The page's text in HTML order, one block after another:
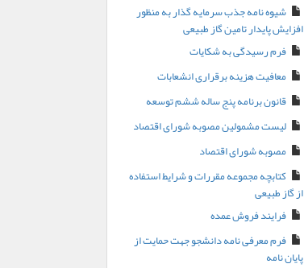
شیوه نامه جذب سرمایه گذار به منظور
افزایش پایدار تامین گاز طبیعی
فرم رسیدگی به شکایات
معافیت هزینه برقراری انشعابات
قانون برنامه پنج ساله ششم توسعه
لیست مشمولین مصوبه شورای اقتصاد
مصوبه شورای اقتصاد
کتابچه مجموعه مقررات و شرایط استفاده
از گاز طبیعی
فرایند فروش عمده
فرم معرفی نامه دانشجو جهت حمایت از
پایان نامه